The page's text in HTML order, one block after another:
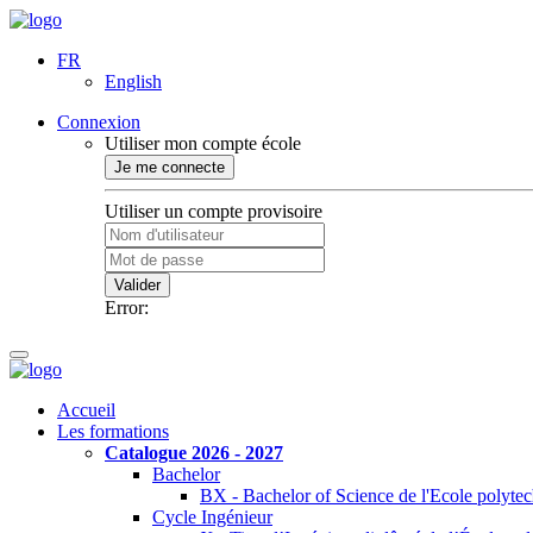
FR
English
Connexion
Utiliser mon compte école
Je me connecte
Utiliser un compte provisoire
Valider
Error:
Accueil
Les formations
Catalogue 2026 - 2027
Bachelor
BX - Bachelor of Science de l'Ecole
Cycle Ingénieur